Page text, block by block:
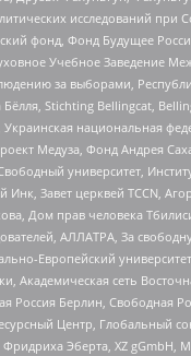
исследований при
фонд, Фонд Будущее
Учебное Заведение
за выборами,
Stichting Bellingcat,
национальная
Медуза, Фонд Андрея
университет,
Инк, Завет церквей TCCN,
Дом прав человека
АЛЛАТРА, За
Европейский
Академическая сеть
Россия Берлин, Свободная
Центр, Глобальный
Эберта, XZ gGmbH,